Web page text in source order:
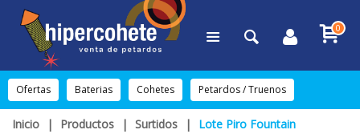
0
Ofertas Baterias Cohetes Petardos / Truenos
Inicio | Productos | Surtidos | Lote Piro Fountain